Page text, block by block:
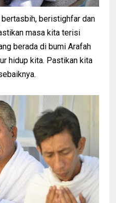
beristighfar dan
masa kita terisi
berada di bumi Arafah
hidup kita. Pastikan kita